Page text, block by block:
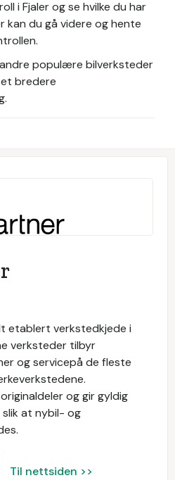
i Fjaler og se hvilke du har
kan du gå videre og hente
populære bilverksteder
bredere
etablert verkstedkjede i
verksteder tilbyr
og servicepå de fleste
og gir gyldig
at nybil- og
Til nettsiden >>